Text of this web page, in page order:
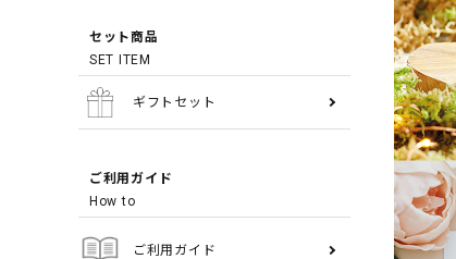
セット商品
SET ITEM
ギフトセット
ご利用ガイド
How to
ご利用ガイド